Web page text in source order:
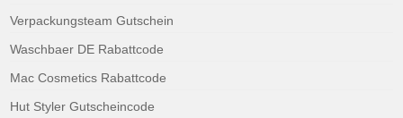
Verpackungsteam Gutschein
Waschbaer DE Rabattcode
Mac Cosmetics Rabattcode
Hut Styler Gutscheincode